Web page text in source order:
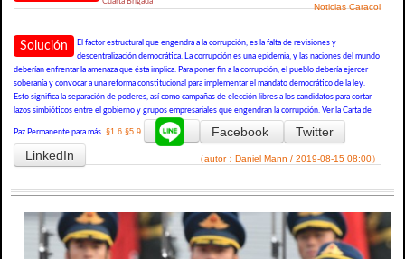
Cuarta Brigada
Noticias Caracol
Solución
El factor estructural que engendra a la corrupción, es la falta de revisiones y
descentralización democrática. La corrupción es una epidemia, y las naciones del mundo
deberían enfrentar la amenaza que ésta implica. Para poner fin a la corrupción, el pueblo debería ejercer
soberanía y convocar a una reforma constitucional para implementar el mandato democrático de la ley.
Esto significa la separación de poderes, así como campañas de elección libres a los candidatos para cortar
lazos simbióticos entre el gobierno y grupos empresariales que engendran la corrupción. Ver la Carta de
Paz Permanente para más. §1.6 §5.9 Facebook
Twitter
LinkedIn
（autor：Daniel Mann / 2019-08-15 08:00）